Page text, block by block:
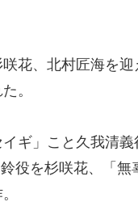
花、北村匠海を
。
ギ」こと久我清
役を杉咲花、「無